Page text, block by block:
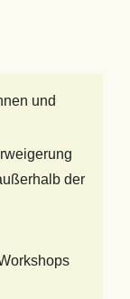
und
der